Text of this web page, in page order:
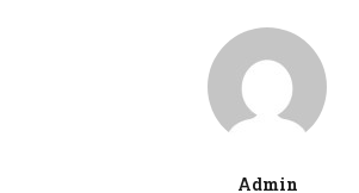
Admin